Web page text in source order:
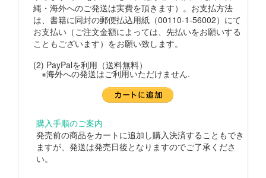
縄・海外へのご発送は実費を頂きます）。お支払方法
は、書籍に同封の郵便払込用紙（00110-1-56002）にて
お支払い（ご注文金額によっては、先払いをお願いする
こともございます）をお願い致します。
(2) PayPalを利用（送料無料）
※海外への発送はご利用いただけません.
購入手順のご案内
発売前の商品をカートに追加し購入決済することもでき
ますが、発送は発売日後となりますのでご了承くださ
い。